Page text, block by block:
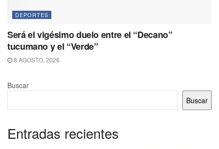
DEPORTES
Será el vigésimo duelo entre el “Decano”
tucumano y el “Verde”
8 AGOSTO, 2026
Buscar
Buscar
Entradas recientes